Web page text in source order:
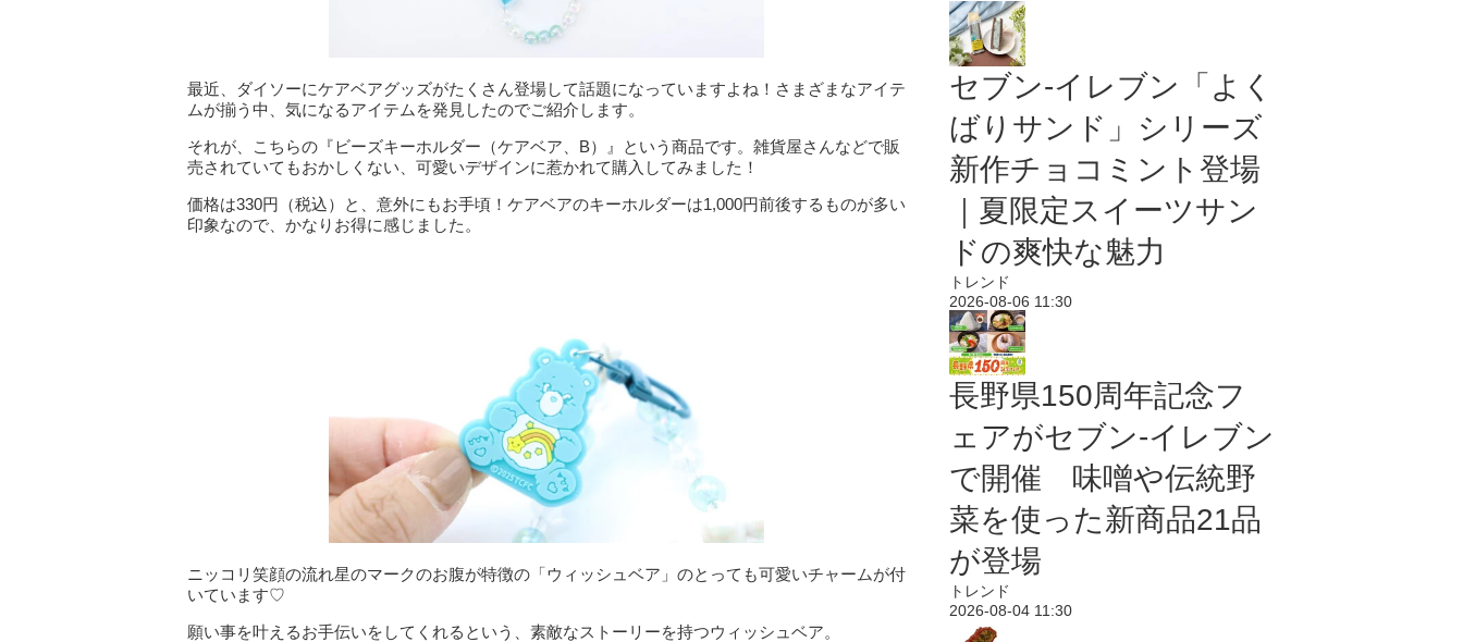
最近、ダイソーにケアベアグッズがたくさん登場して話題になっていますよね！さまざまなアイテ
ムが揃う中、気になるアイテムを発見したのでご紹介します。
それが、こちらの『ビーズキーホルダー（ケアベア、B）』という商品です。雑貨屋さんなどで販
売されていてもおかしくない、可愛いデザインに惹かれて購入してみました！
価格は330円（税込）と、意外にもお手頃！ケアベアのキーホルダーは1,000円前後するものが多い
印象なので、かなりお得に感じました。
ニッコリ笑顔の流れ星のマークのお腹が特徴の「ウィッシュベア」のとっても可愛いチャームが付
いています♡
願い事を叶えるお手伝いをしてくれるという、素敵なストーリーを持つウィッシュベア。
セブン‐イレブン「よく
ばりサンド」シリーズ
新作チョコミント登場
｜夏限定スイーツサン
ドの爽快な魅力
トレンド
2026-08-06 11:30
長野県150周年記念フ
ェアがセブン-イレブン
で開催 味噌や伝統野
菜を使った新商品21品
が登場
トレンド
2026-08-04 11:30